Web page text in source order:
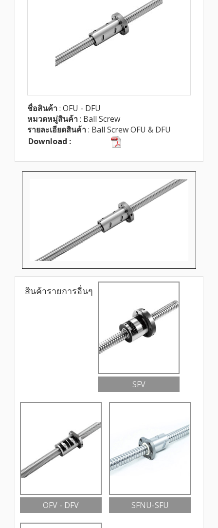
ชื่อสินค้า: OFU - DFU
หมวดหมู่สินค้า: Ball Screw
รายละเอียดสินค้า: Ball Screw OFU & DFU
Download :
สินค้ารายการอื่นๆ
SFV
OFV - DFV SFNU-SFU